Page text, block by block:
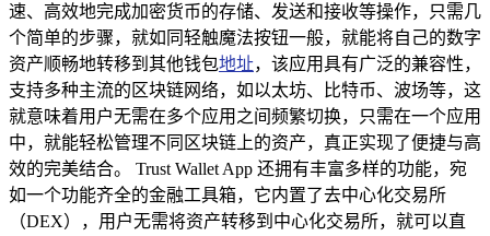
速、高效地完成加密货币的存储、发送和接收等操作，只需几
个简单的步骤，就如同轻触魔法按钮一般，就能将自己的数字
资产顺畅地转移到其他钱包地址，该应用具有广泛的兼容性，
支持多种主流的区块链网络，如以太坊、比特币、波场等，这
就意味着用户无需在多个应用之间频繁切换，只需在一个应用
中，就能轻松管理不同区块链上的资产，真正实现了便捷与高
效的完美结合。 Trust Wallet App 还拥有丰富多样的功能，宛
如一个功能齐全的金融工具箱，它内置了去中心化交易所
（DEX），用户无需将资产转移到中心化交易所，就可以直